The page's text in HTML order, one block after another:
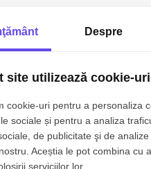
Despre
site utilizează cookie-uri
cookie-uri pentru a personaliza
sociale și pentru a analiza
de publicitate şi de
Aceștia le pot combina cu
serviciilor lor.